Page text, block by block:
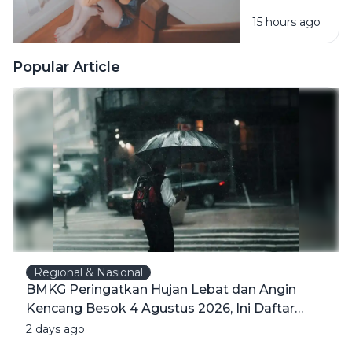
Saat Hati
Sedang
15 hours ago
Popular Article
Regional & Nasional
BMKG Peringatkan Hujan Lebat dan Angin
Kencang Besok 4 Agustus 2026, Ini Daftar
Wilayahnya
2 days ago